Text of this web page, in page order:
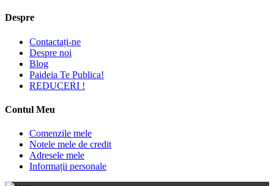
Despre
Contactați-ne
Despre noi
Blog
Paideia Te Publica!
REDUCERI !
Contul Meu
Comenzile mele
Notele mele de credit
Adresele mele
Informații personale